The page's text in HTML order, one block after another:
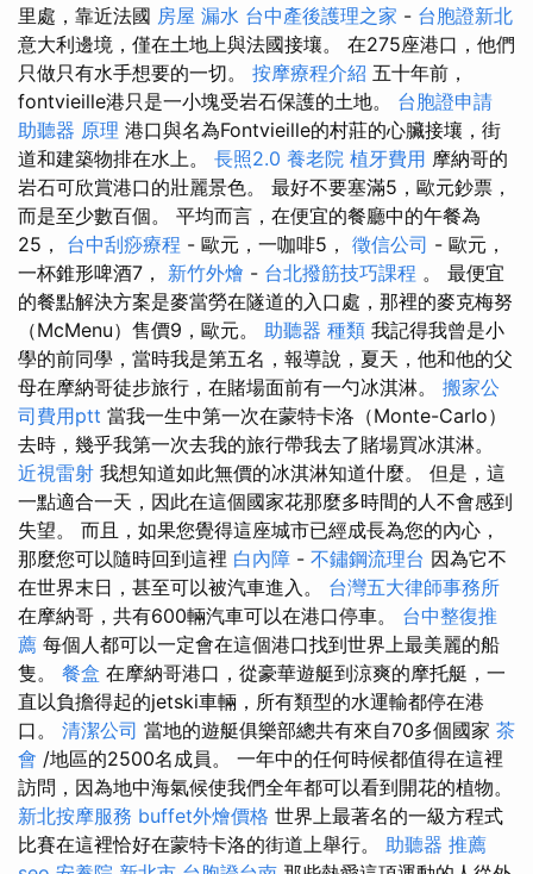
里處，靠近法國 房屋 漏水 台中產後護理之家 - 台胞證新北
意大利邊境，僅在土地上與法國接壤。 在275座港口，他們
只做只有水手想要的一切。 按摩療程介紹 五十年前，
fontvieille港只是一小塊受岩石保護的土地。 台胞證申請
助聽器 原理 港口與名為Fontvieille的村莊的心臟接壤，街
道和建築物排在水上。 長照2.0 養老院 植牙費用 摩納哥的
岩石可欣賞港口的壯麗景色。 最好不要塞滿5，歐元鈔票，
而是至少數百個。 平均而言，在便宜的餐廳中的午餐為
25， 台中刮痧療程 - 歐元，一咖啡5， 徵信公司 - 歐元，
一杯錐形啤酒7， 新竹外燴 - 台北撥筋技巧課程 。 最便宜
的餐點解決方案是麥當勞在隧道的入口處，那裡的麥克梅努
（McMenu）售價9，歐元。 助聽器 種類 我記得我曾是小
學的前同學，當時我是第五名，報導說，夏天，他和他的父
母在摩納哥徒步旅行，在賭場面前有一勺冰淇淋。 搬家公
司費用ptt 當我一生中第一次在蒙特卡洛（Monte-Carlo）
去時，幾乎我第一次去我的旅行帶我去了賭場買冰淇淋。
近視雷射 我想知道如此無價的冰淇淋知道什麼。 但是，這
一點適合一天，因此在這個國家花那麼多時間的人不會感到
失望。 而且，如果您覺得這座城市已經成長為您的內心，
那麼您可以隨時回到這裡 白內障 - 不鏽鋼流理台 因為它不
在世界末日，甚至可以被汽車進入。 台灣五大律師事務所
在摩納哥，共有600輛汽車可以在港口停車。 台中整復推
薦 每個人都可以一定會在這個港口找到世界上最美麗的船
隻。 餐盒 在摩納哥港口，從豪華遊艇到涼爽的摩托艇，一
直以負擔得起的jetski車輛，所有類型的水運輸都停在港
口。 清潔公司 當地的遊艇俱樂部總共有來自70多個國家 茶
會 /地區的2500名成員。 一年中的任何時候都值得在這裡
訪問，因為地中海氣候使我們全年都可以看到開花的植物。
新北按摩服務 buffet外燴價格 世界上最著名的一級方程式
比賽在這裡恰好在蒙特卡洛的街道上舉行。 助聽器 推薦